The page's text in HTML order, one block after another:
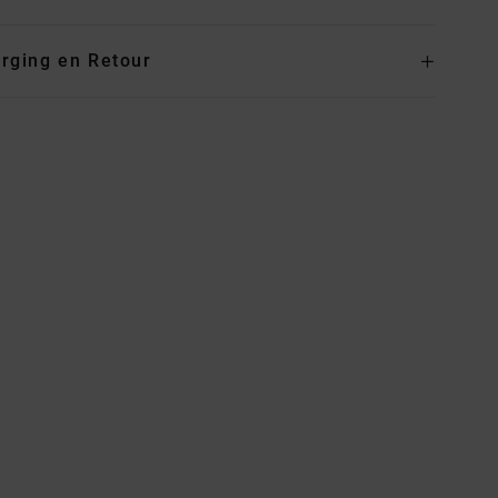
en Retour